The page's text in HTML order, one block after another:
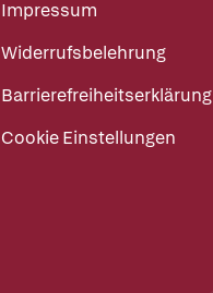
Impressum
Widerrufsbelehrung
Barrierefreiheitserklärung
Cookie Einstellungen